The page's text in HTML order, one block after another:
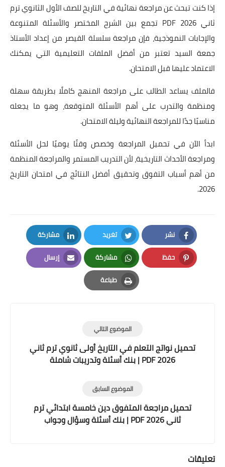
إذا كنت تبحث عن مراجعة نهائية في التاريخ للصف الأول الثانوي ترم
ثاني 2026 PDF تجمع بين الشرح المختصر والأسئلة المتنوعة
والإجابات النموذجية، فإن مراجعة سلسلة القيصر من إعداد الأستاذ
جمعة السيد تعتبر من أفضل الملفات التعليمية التي يمكنك
الاعتماد عليها قبل الامتحان.
فالملف يساعد الطالب على مراجعة المنهج كاملًا بطريقة سهلة
ومنظمة والتدرب على أهم الأسئلة المتوقعة، وهو ما يجعله
مناسبًا جدًا للمراجعة النهائية وليلة الامتحان.
ابدأ الآن في تحميل المراجعة وخصص وقتًا يوميًا لحل الأسئلة
ومراجعة الأحداث التاريخية، لأن التدريب المستمر والمراجعة المنظمة
من أهم أسباب التفوق وتحقيق أفضل النتائج في امتحان التاريخ
2026.
نشر
Facebook
تغريد
Twitter
مشاركة
LinkedIn
حفظ
Pinterest
مشاركة
Whatsapp
إرسال
Email
طباعة
Print
الموضوع التالي
تحميل نواتج التعلم في التاريخ أولى ثانوي ترم ثاني
2026 PDF | بنك أسئلة وتدريبات شاملة
الموضوع السابق
تحميل مراجعة المتفوق دين خامسة ابتدائي ترم
ثاني 2026 PDF | بنك أسئلة وسؤال وجواب
تعليقات